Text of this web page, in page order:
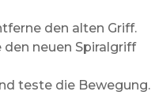
den alten Griff.
neuen Spiralgriff
teste die Bewegung.